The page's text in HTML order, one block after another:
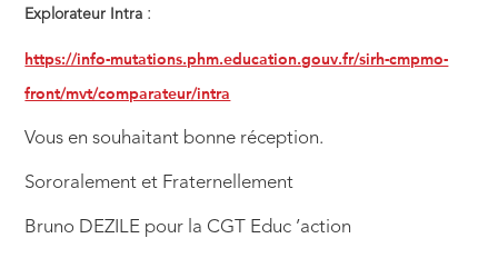
Explorateur Intra :
https://info-mutations.phm.education.gouv.fr/sirh-cmpmo-
front/mvt/comparateur/intra
Vous en souhaitant bonne réception.
Sororalement et Fraternellement
Bruno DEZILE pour la CGT Educ ’action